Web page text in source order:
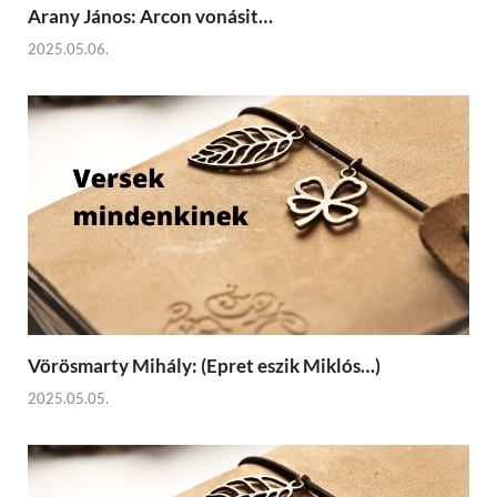
Arany János: Arcon vonásit…
2025.05.06.
Vörösmarty Mihály: (Epret eszik Miklós…)
2025.05.05.